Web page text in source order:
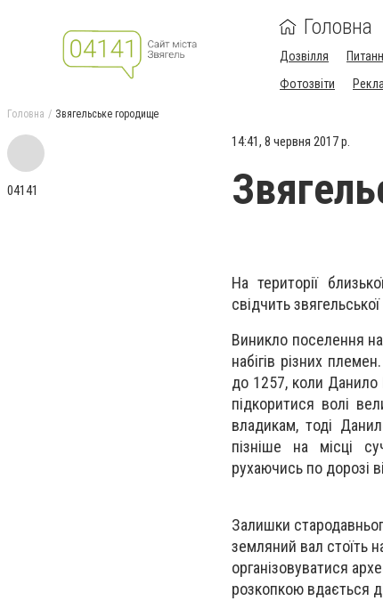
Головна
Дозвілля
Фотозвіти
Головна Звягельське городище
04141
14:41, 8 червня 2017 р.
На території
свідчить
Виникло поселення
набігів різних
до 1257, коли Данило
підкоритися волі
владикам, тоді
пізніше на місці
рухаючись по дорозі
Залишки
земляний вал стоїть
організовуватися
розкопкою вдається